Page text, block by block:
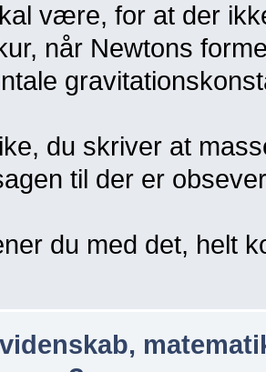
være, for at der
når Newtons
du skriver at
til der er
du med det, helt